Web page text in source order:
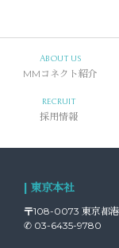
ABOUT US
MMコネクト紹介
RECRUIT
採用情報
| 東京本社
〒108-0073 東京都
✆ 03-6435-9780